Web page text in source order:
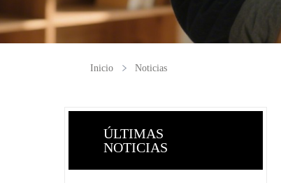
Inicio Noticias
ÚLTIMAS
NOTICIAS